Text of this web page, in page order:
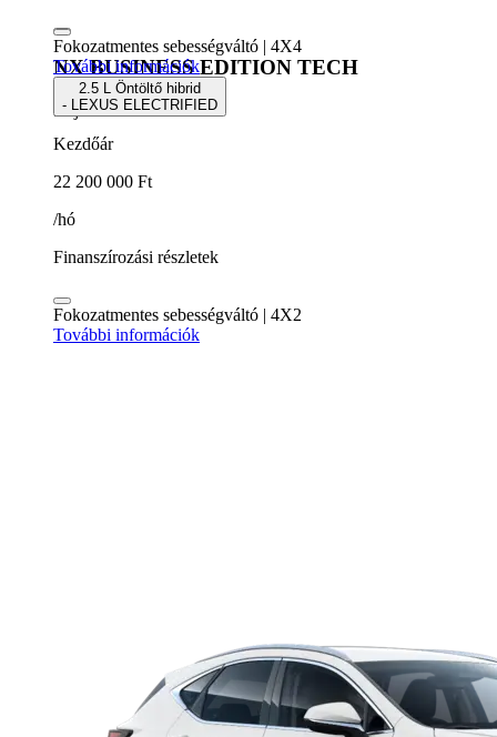
NX BUSINESS EDITION TECH
5 ajtós SUV
Fokozatmentes sebességváltó | 4X4
További információk
2.5 L Öntöltő hibrid
- LEXUS ELECTRIFIED
Kezdőár
22 200 000 Ft
/hó
Finanszírozási részletek
Fokozatmentes sebességváltó | 4X2
További információk